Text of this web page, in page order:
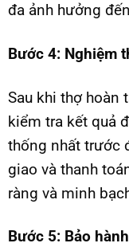
đa ảnh hưởng
Bước 4: Nghiệm
Sau khi thợ hoàn
kiểm tra kết quả
thống nhất trước
giao và thanh
ràng và minh
Bước 5: Bảo